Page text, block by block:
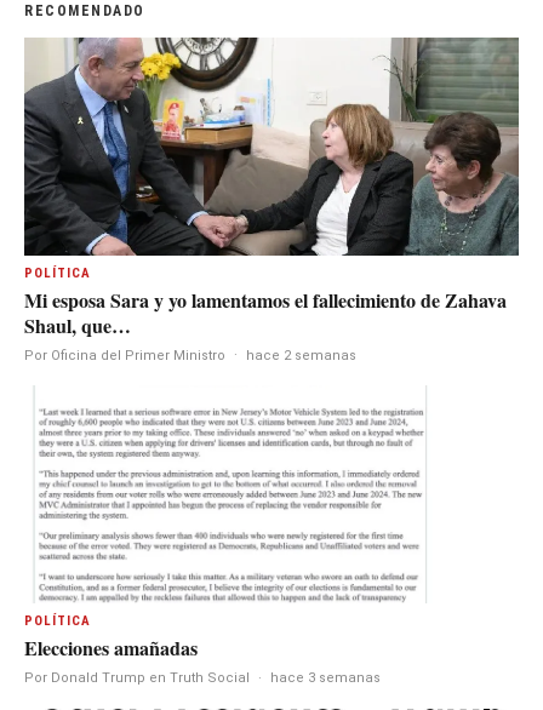
RECOMENDADO
POLÍTICA
Mi esposa Sara y yo lamentamos el fallecimiento de Zahava
Shaul, que…
Por Oficina del Primer Ministro · hace 2 semanas
POLÍTICA
Elecciones amañadas
Por Donald Trump en Truth Social · hace 3 semanas